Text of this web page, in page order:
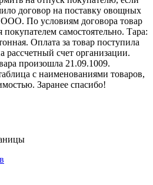
договор на поставку овощных
ООО. По условиям договора товар
покупателем самостоятельно. Тара:
Оплата за товар поступила
рассчетный счет организации.
произошла 21.09.1009.
с наименованиями товаров,
Заранее спасибо!